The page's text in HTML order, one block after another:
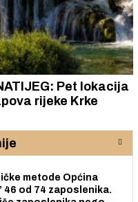
Pet lokacija
rijeke Krke
metode Općina
46 od 74 zaposlenika.